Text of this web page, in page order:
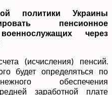
политики Украины
пенсионное
через
(исчисления) пенсий.
будет определяться по
обеспечения
заработной плате